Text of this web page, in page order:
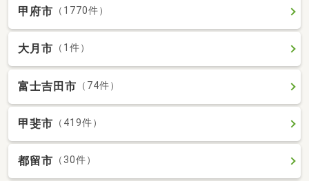
甲府市 （1770件）
大月市 （1件）
富士吉田市 （74件）
甲斐市 （419件）
都留市 （30件）